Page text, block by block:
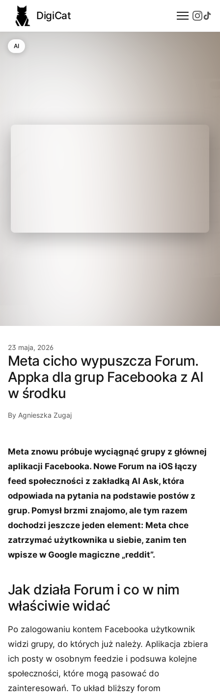
DigiCat
AI
AI
23 maja, 2026
Meta cicho wypuszcza Forum.
Appka dla grup Facebooka z AI
w środku
By Agnieszka Zugaj
Meta znowu próbuje wyciągnąć grupy z głównej
aplikacji Facebooka. Nowe Forum na iOS łączy
feed społeczności z zakładką AI Ask, która
odpowiada na pytania na podstawie postów z
grup. Pomysł brzmi znajomo, ale tym razem
dochodzi jeszcze jeden element: Meta chce
zatrzymać użytkownika u siebie, zanim ten
wpisze w Google magiczne „reddit”.
Jak działa Forum i co w nim
właściwie widać
Po zalogowaniu kontem Facebooka użytkownik
widzi grupy, do których już należy. Aplikacja zbiera
ich posty w osobnym feedzie i podsuwa kolejne
społeczności, które mogą pasować do
zainteresowań. To układ bliższy forom